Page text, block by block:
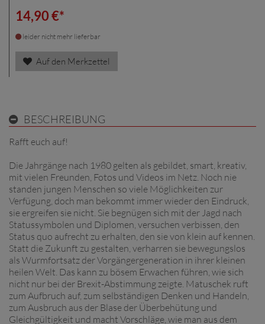
14,90 €*
leider nicht mehr lieferbar
Auf den Merkzettel
BESCHREIBUNG
Rafft euch auf!
Die Jahrgänge nach 1980 gelten als gebildet, smart, kreativ,
mit vielen Freunden, Fotos und Videos im Netz. Noch nie
standen jungen Menschen so viele Möglichkeiten zur
Verfügung, doch man bekommt immer wieder den Eindruck,
sie ergreifen sie nicht. Sie begnügen sich mit der Jagd nach
Statussymbolen und Diplomen, versuchen verbissen, den
Status quo aufrecht zu erhalten, den sie von klein auf kennen.
Statt die Zukunft zu gestalten, verharren sie bewegungslos
als Wurmfortsatz der Vorgängergeneration in ihrer kleinen
heilen Welt. Das kann zu bösem Erwachen führen, wie sich
nicht nur bei der Brexit-Abstimmung zeigte. Matuschek ruft
zum Aufbruch auf, zum selbständigen Denken und Handeln,
zum Ausbruch aus der Blase der Überbehütung und
Gleichgültigkeit und macht Vorschläge, wie man aus dem